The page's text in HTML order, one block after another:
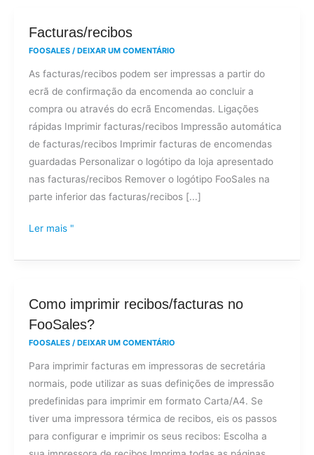
Facturas/recibos
FOOSALES / DEIXAR UM COMENTÁRIO
As facturas/recibos podem ser impressas a partir do
ecrã de confirmação da encomenda ao concluir a
compra ou através do ecrã Encomendas. Ligações
rápidas Imprimir facturas/recibos Impressão automática
de facturas/recibos Imprimir facturas de encomendas
guardadas Personalizar o logótipo da loja apresentado
nas facturas/recibos Remover o logótipo FooSales na
parte inferior das facturas/recibos [...]
Facturas/recibos
Ler mais "
Como imprimir recibos/facturas no
FooSales?
FOOSALES / DEIXAR UM COMENTÁRIO
Para imprimir facturas em impressoras de secretária
normais, pode utilizar as suas definições de impressão
predefinidas para imprimir em formato Carta/A4. Se
tiver uma impressora térmica de recibos, eis os passos
para configurar e imprimir os seus recibos: Escolha a
Como
imprimir
recibos/facturas
FooSales?